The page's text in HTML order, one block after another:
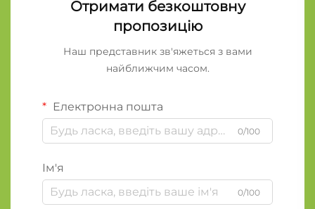
Отримати безкоштовну
пропозицію
Наш представник зв'яжеться з вами
найближчим часом.
Електронна пошта
0/100
Ім'я
0/100